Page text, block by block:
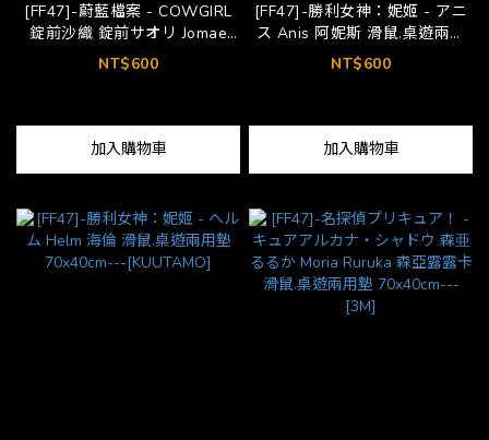
[FF47]-蔚藍檔案 - COWGIRL
錠前沙織 錠前サオリ Jomae
70x40cm---[KUUTAMO]
NT$600
加入購物車
[FF47]-勝利女神：妮姬 - アニ
ス Anis 阿妮斯 滑鼠.桌遊兩用
墊 70x40cm---[KUUTAMO]
NT$600
加入購物車